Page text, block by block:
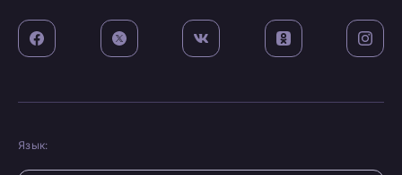
Язык: